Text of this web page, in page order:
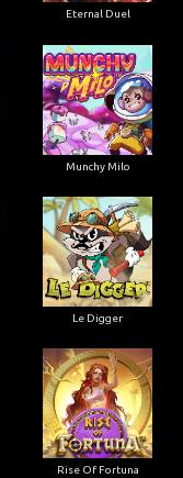
Eternal Duel
Munchy Milo
Le Digger
Rise Of Fortuna